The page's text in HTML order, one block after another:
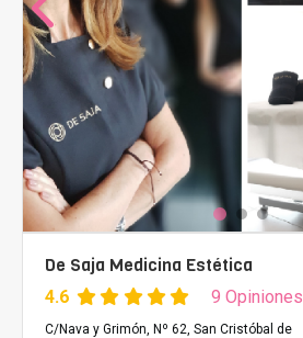
De Saja Medicina Estética
4.6 9 Opiniones
C/Nava y Grimón, Nº 62, San Cristóbal de